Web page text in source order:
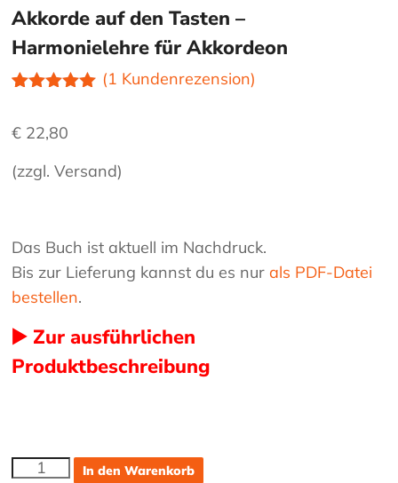
Akkorde auf den Tasten –
Harmonielehre für Akkordeon
von 5,
auf
Kundenbewe
(1 Kundenrezension)
€ 22,80
(zzgl. Versand)
Das Buch ist aktuell im Nachdruck.
Bis zur Lieferung kannst du es nurals PDF-Datei
bestellen.
▶️ Zur ausführlichen
Produktbeschreibung
Akkorde
In den Warenkorb